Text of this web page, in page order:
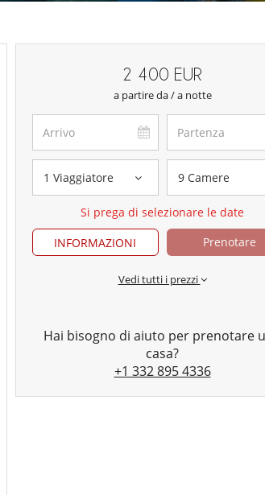
2 400 EUR
a partire da / a notte
1 Viaggiatore 9 Camere
Si prega di selezionare le date
INFORMAZIONI
Prenotare
Vedi tutti i prezzi
Hai bisogno di aiuto per prenotare
casa?
+1 332 895 4336